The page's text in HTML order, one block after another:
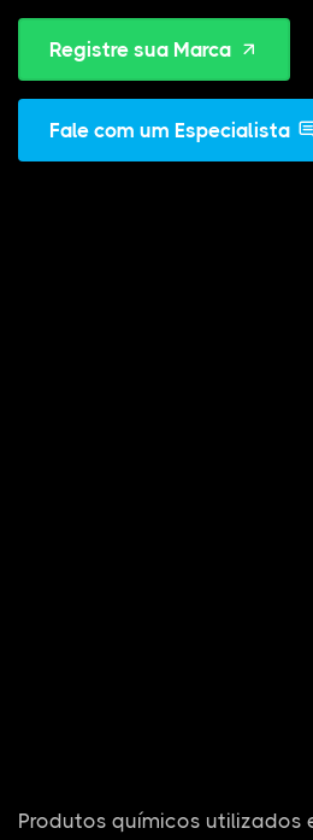
Registre sua Marca
Fale com um Especialista
Produtos químicos utilizados